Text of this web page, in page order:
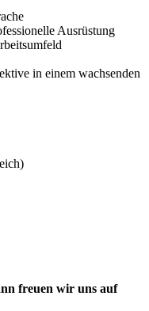
Ausrüstung
in einem wachsenden
freuen wir uns auf